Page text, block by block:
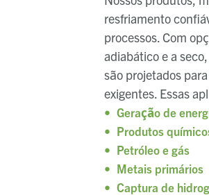
resfriamento
processos. Com
adiabático e a
são projetados
exigentes. Essas
Geração de
Produtos
Petróleo e gás
Metais primários
Captura de